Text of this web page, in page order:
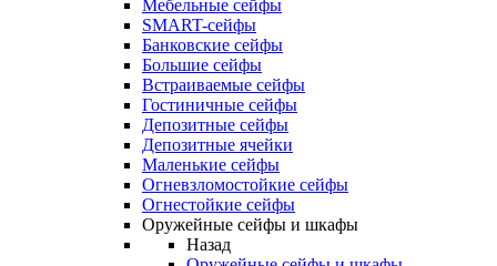
Мебельные сейфы
SMART-сейфы
Банковские сейфы
Большие сейфы
Встраиваемые сейфы
Гостиничные сейфы
Депозитные сейфы
Депозитные ячейки
Маленькие сейфы
Огневзломостойкие сейфы
Огнестойкие сейфы
Оружейные сейфы и шкафы
Назад